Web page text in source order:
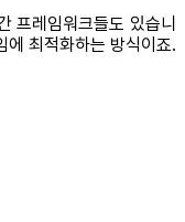
프레임워크들도 있습니
에 최적화하는 방식이죠.